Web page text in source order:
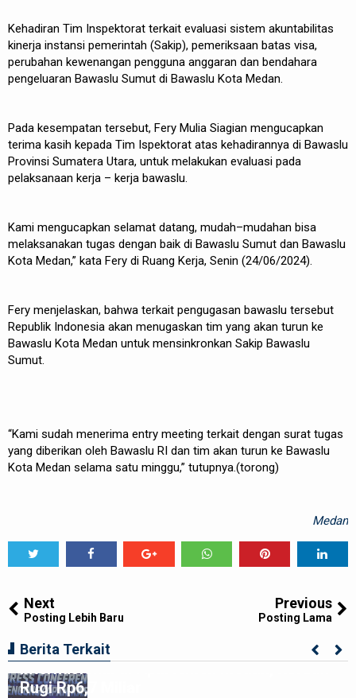
Kehadiran Tim Inspektorat terkait evaluasi sistem akuntabilitas
kinerja instansi pemerintah (Sakip), pemeriksaan batas visa,
perubahan kewenangan pengguna anggaran dan bendahara
pengeluaran Bawaslu Sumut di Bawaslu Kota Medan.
Pada kesempatan tersebut, Fery Mulia Siagian mengucapkan
terima kasih kepada Tim Ispektorat atas kehadirannya di Bawaslu
Provinsi Sumatera Utara, untuk melakukan evaluasi pada
pelaksanaan kerja – kerja bawaslu.
Kami mengucapkan selamat datang, mudah–mudahan bisa
melaksanakan tugas dengan baik di Bawaslu Sumut dan Bawaslu
Kota Medan,” kata Fery di Ruang Kerja, Senin (24/06/2024).
Fery menjelaskan, bahwa terkait pengugasan bawaslu tersebut
Republik Indonesia akan menugaskan tim yang akan turun ke
Bawaslu Kota Medan untuk mensinkronkan Sakip Bawaslu
Sumut.
“Kami sudah menerima entry meeting terkait dengan surat tugas
yang diberikan oleh Bawaslu RI dan tim akan turun ke Bawaslu
Kota Medan selama satu minggu,” tutupnya.(torong)
Medan
Next
Posting Lebih Baru
Previous
Posting Lama
Berita Terkait
Poldasu Bongkar Sindikat Scamming
Internasional di Apartemen Medan, Korban
Rugi Rp6,7 Miliar